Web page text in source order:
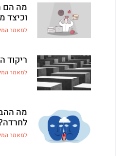
מה הם
וכיצד
למאמר
ריקוד
למאמר
מה
למאמר